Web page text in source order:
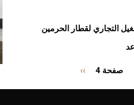
التجاري لقطار الحرمين
صفحة 4
الصفحة
››